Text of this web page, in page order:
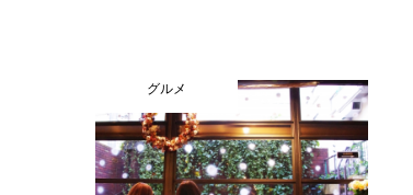
グルメ